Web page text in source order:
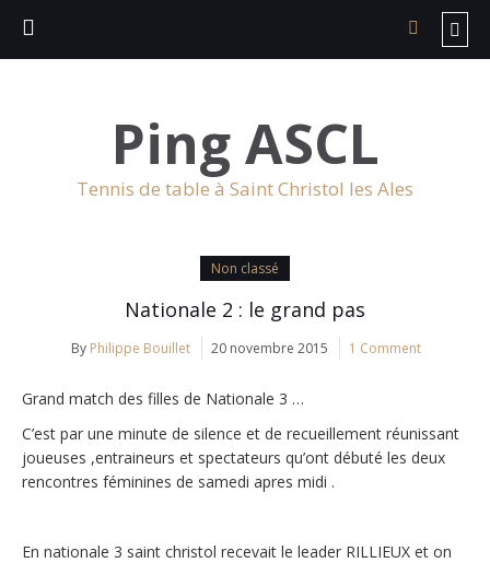
Ping ASCL
Tennis de table à Saint Christol les Ales
Non classé
Nationale 2 : le grand pas
By Philippe Bouillet 20 novembre 2015 1 Comment
Grand match des filles de Nationale 3 …
C’est par une minute de silence et de recueillement réunissant
joueuses ,entraineurs et spectateurs qu’ont débuté les deux
rencontres féminines de samedi apres midi .
En nationale 3 saint christol recevait le leader RILLIEUX et on